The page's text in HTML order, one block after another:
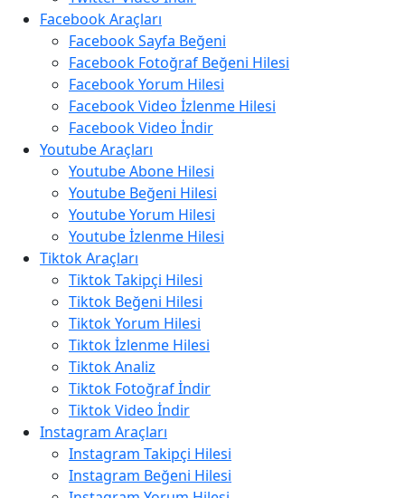
Facebook Araçları
Facebook Sayfa Beğeni
Facebook Fotoğraf Beğeni Hilesi
Facebook Yorum Hilesi
Facebook Video İzlenme Hilesi
Facebook Video İndir
Youtube Araçları
Youtube Abone Hilesi
Youtube Beğeni Hilesi
Youtube Yorum Hilesi
Youtube İzlenme Hilesi
Tiktok Araçları
Tiktok Takipçi Hilesi
Tiktok Beğeni Hilesi
Tiktok Yorum Hilesi
Tiktok İzlenme Hilesi
Tiktok Analiz
Tiktok Fotoğraf İndir
Tiktok Video İndir
Instagram Araçları
Instagram Takipçi Hilesi
Instagram Beğeni Hilesi